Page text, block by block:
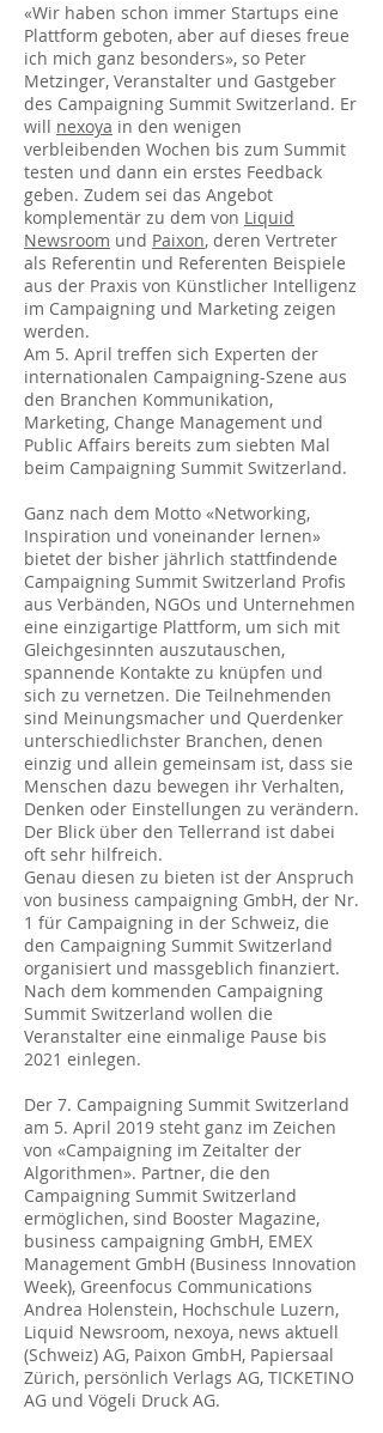
«Wir haben schon immer Startups eine
Plattform geboten, aber auf dieses freue
ich mich ganz besonders», so Peter
Metzinger, Veranstalter und Gastgeber
des Campaigning Summit Switzerland. Er
will nexoya in den wenigen
verbleibenden Wochen bis zum Summit
testen und dann ein erstes Feedback
geben. Zudem sei das Angebot
komplementär zu dem von Liquid
Newsroom und Paixon, deren Vertreter
als Referentin und Referenten Beispiele
aus der Praxis von Künstlicher Intelligenz
im Campaigning und Marketing zeigen
werden.
Am 5. April treffen sich Experten der
internationalen Campaigning-Szene aus
den Branchen Kommunikation,
Marketing, Change Management und
Public Affairs bereits zum siebten Mal
beim Campaigning Summit Switzerland.
Ganz nach dem Motto «Networking,
Inspiration und voneinander lernen»
bietet der bisher jährlich stattfindende
Campaigning Summit Switzerland Profis
aus Verbänden, NGOs und Unternehmen
eine einzigartige Plattform, um sich mit
Gleichgesinnten auszutauschen,
spannende Kontakte zu knüpfen und
sich zu vernetzen. Die Teilnehmenden
sind Meinungsmacher und Querdenker
unterschiedlichster Branchen, denen
einzig und allein gemeinsam ist, dass sie
Menschen dazu bewegen ihr Verhalten,
Denken oder Einstellungen zu verändern.
Der Blick über den Tellerrand ist dabei
oft sehr hilfreich.
Genau diesen zu bieten ist der Anspruch
von business campaigning GmbH, der Nr.
1 für Campaigning in der Schweiz, die
den Campaigning Summit Switzerland
organisiert und massgeblich finanziert.
Nach dem kommenden Campaigning
Summit Switzerland wollen die
Veranstalter eine einmalige Pause bis
2021 einlegen.
Der 7. Campaigning Summit Switzerland
am 5. April 2019 steht ganz im Zeichen
von «Campaigning im Zeitalter der
Algorithmen». Partner, die den
Campaigning Summit Switzerland
ermöglichen, sind Booster Magazine,
business campaigning GmbH, EMEX
Management GmbH (Business Innovation
Week), Greenfocus Communications
Andrea Holenstein, Hochschule Luzern,
Liquid Newsroom, nexoya, news aktuell
(Schweiz) AG, Paixon GmbH, Papiersaal
Zürich, persönlich Verlags AG, TICKETINO
AG und Vögeli Druck AG.